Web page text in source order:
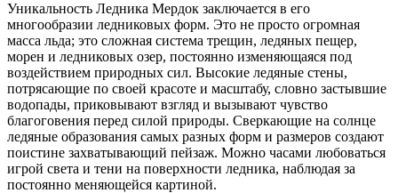
Уникальность Ледника Мердок заключается в его
многообразии ледниковых форм. Это не просто огромная
масса льда; это сложная система трещин, ледяных пещер,
морен и ледниковых озер, постоянно изменяющаяся под
воздействием природных сил. Высокие ледяные стены,
потрясающие по своей красоте и масштабу, словно застывшие
водопады, приковывают взгляд и вызывают чувство
благоговения перед силой природы. Сверкающие на солнце
ледяные образования самых разных форм и размеров создают
поистине захватывающий пейзаж. Можно часами любоваться
игрой света и тени на поверхности ледника, наблюдая за
постоянно меняющейся картиной.